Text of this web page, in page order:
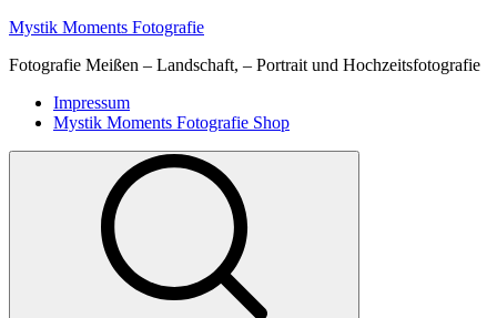
Skip
content
Mystik Moments Fotografie
Fotografie Meißen – Landschaft, – Portrait und Hochzeitsfotografie
Primary
Menu
Impressum
Mystik Moments Fotografie Shop